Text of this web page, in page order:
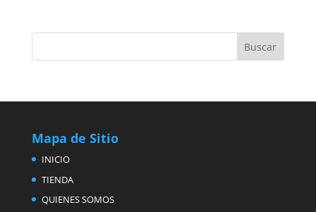
era:
es:
Mapa de Sitio
INICIO
TIENDA
QUIENES SOMOS